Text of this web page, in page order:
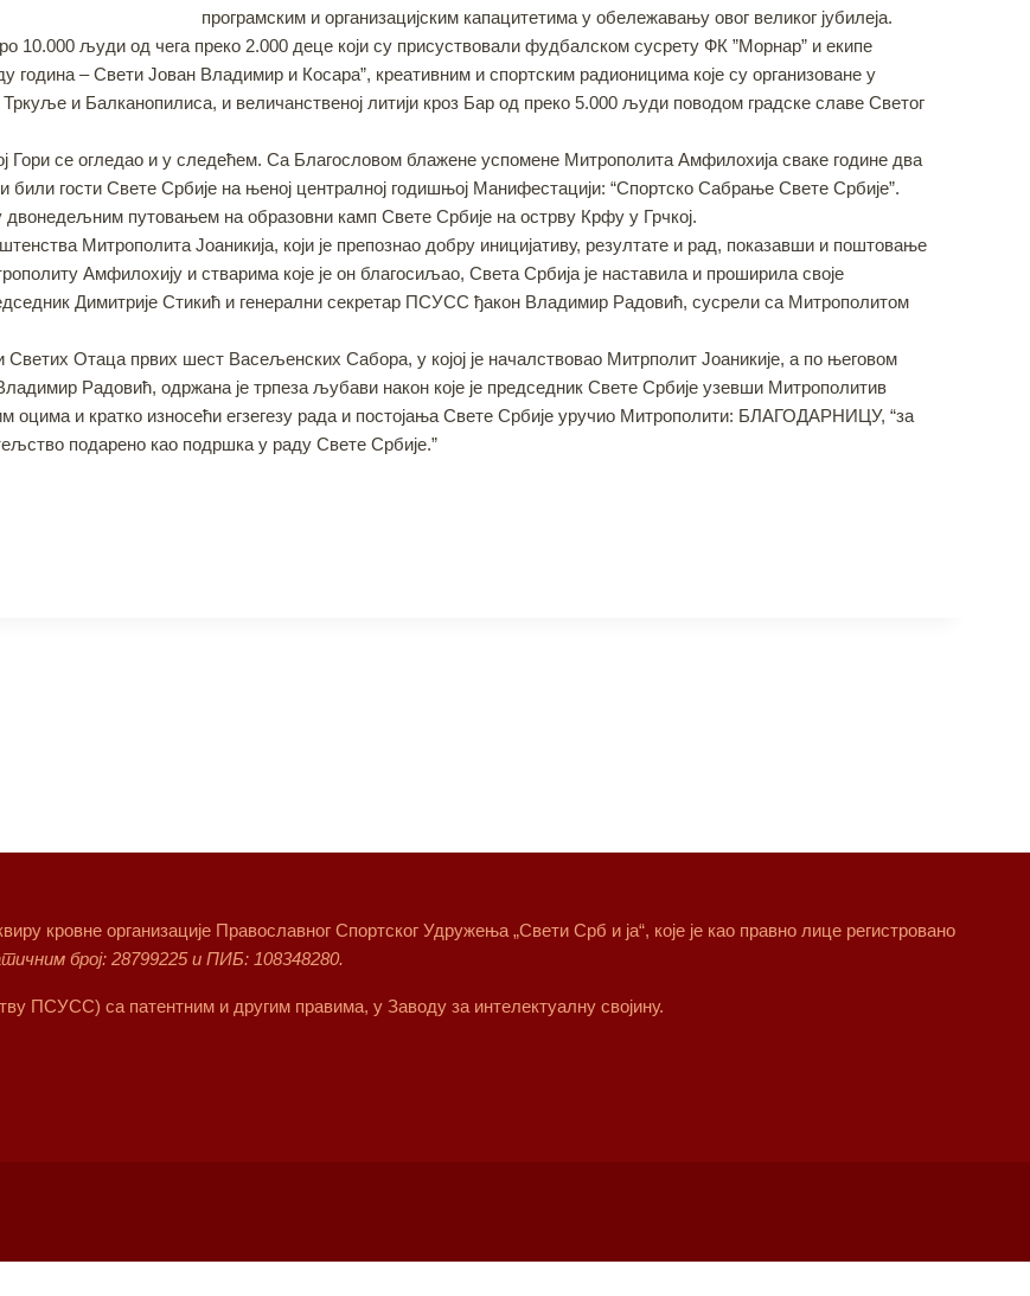
програмским и организацијским капацитетима у обележавању овог великог јубилеја.
10.000 људи од чега преко 2.000 деце који су присуствовали фудбалском сусрету ФК ”Морнар” и екипе
– Свети Јован Владимир и Косара”, креативним и спортским радионицима које су организоване у
и Балканопилиса, и величанственој литији кроз Бар од преко 5.000 људи поводом градске славе Светог
Гори се огледао и у следећем. Са Благословом блажене успомене Митрополита Амфилохија сваке године два
гости Свете Србије на њеној централној годишњој Манифестацији: “Спортско Сабрање Свете Србије”.
путовањем на образовни камп Свете Србије на острву Крфу у Грчкој.
Митрополита Јоаникија, који је препознао добру иницијативу, резултате и рад, показавши и поштовање
Амфилохију и стварима које је он благосиљао, Света Србија је наставила и проширила своје
Димитрије Стикић и генерални секретар ПСУСС ђакон Владимир Радовић, сусрели са Митрополитом
Светих Отаца првих шест Васељенских Сабора, у којој је началствовао Митрполит Јоаникије, а по његовом
Радовић, одржана је трпеза љубави након које је председник Свете Србије узевши Митрополитив
оцима и кратко износећи егзегезу рада и постојања Свете Србије уручио Митрополити: БЛАГОДАРНИЦУ, “за
подарено као подршка у раду Свете Србије.”
кровне организације Православног Спортског Удружења „Свети Срб и ја“, које је као правно лице регистровано
број: 28799225 и ПИБ: 108348280.
ПСУСС) са патентним и другим правима, у Заводу за интелектуалну својину.